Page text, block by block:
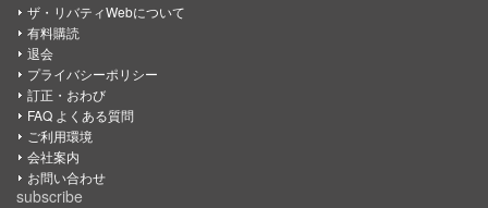
ザ・リバティWebについて
有料購読
退会
プライバシーポリシー
訂正・おわび
FAQ よくある質問
ご利用環境
会社案内
お問い合わせ
subscribe